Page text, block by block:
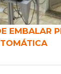
EMBALAR